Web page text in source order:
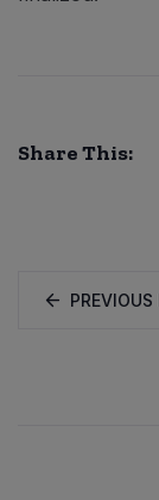
Share This:
PREVIOUS